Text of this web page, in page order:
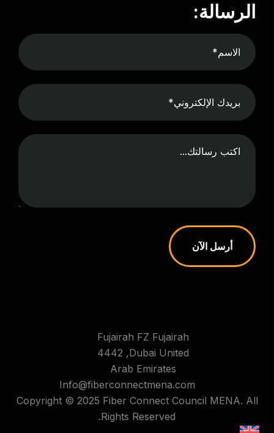
الرسالة:
أرسل الآن
Fujairah FZ Fujairah
4442 ,Dubai United
Arab Emirates
Info@fiberconnectmena.com
Copyright © 2025 Fiber Connect Council MENA. All
Rights Reserved.